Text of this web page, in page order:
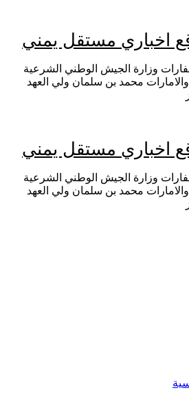
اخباري مستقل يمني
وزارة الجيش الوطني الشرعية
والامارات محمد بن سلمان ولي العهد
اخباري مستقل يمني
وزارة الجيش الوطني الشرعية
والامارات محمد بن سلمان ولي العهد